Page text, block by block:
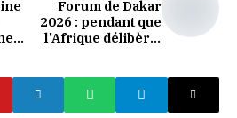
Forum de Dakar
2026 : pendant que
l'Afrique délibère,
frontière nord